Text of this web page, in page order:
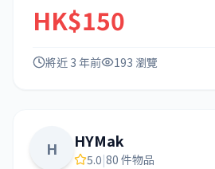
HK$150
將近 3 年前 193 瀏覽
H HYMak
5.0|80 件物品